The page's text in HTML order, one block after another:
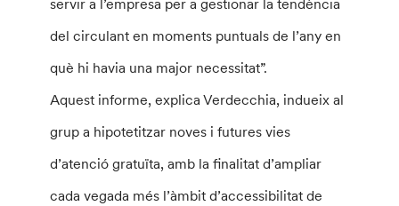
servir a l’empresa per a gestionar la tendència
del circulant en moments puntuals de l’any en
què hi havia una major necessitat”.
Aquest informe, explica Verdecchia, indueix al
grup a hipotetitzar noves i futures vies
d’atenció gratuïta, amb la finalitat d’ampliar
cada vegada més l’àmbit d’accessibilitat de